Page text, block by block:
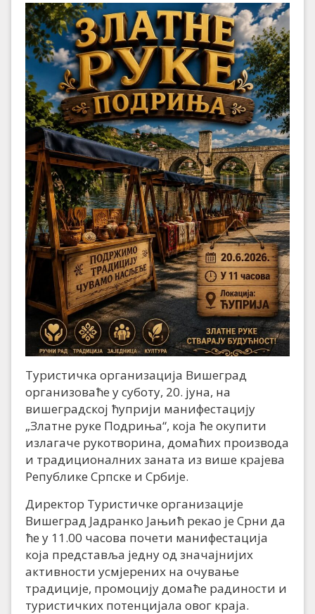
Туристичка организација Вишеград
организоваће у суботу, 20. јуна, на
вишеградској ћуприји манифестацију
„Златне руке Подриња“, која ће окупити
излагаче рукотворина, домаћих производа
и традиционалних заната из више крајева
Републике Српске и Србије.
Директор Туристичке организације
Вишеград Јадранко Јањић рекао је Срни да
ће у 11.00 часова почети манифестација
која представља једну од значајнијих
активности усмјерених на очување
традиције, промоцију домаће радиности и
туристичких потенцијала овог краја.